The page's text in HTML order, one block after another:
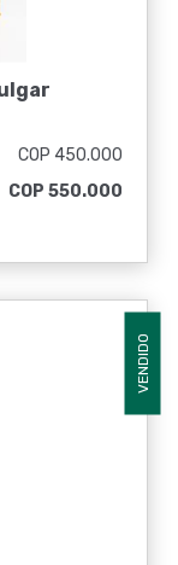
COP 450.000
COP 550.000
VENDIDO